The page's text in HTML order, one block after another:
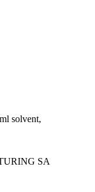
solvent,
SA